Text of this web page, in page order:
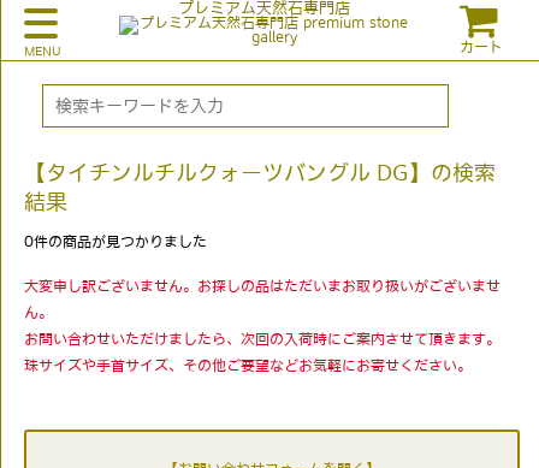
プレミアム天然石専門店
カート
【タイチンルチルクォーツバングル DG】の検索
結果
0件の商品が見つかりました
大変申し訳ございません。お探しの品はただいまお取り扱いがございませ
ん。
お問い合わせいただけましたら、次回の入荷時にご案内させて頂きます。
珠サイズや手首サイズ、その他ご要望などお気軽にお寄せください。